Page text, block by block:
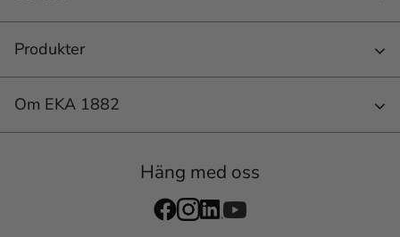
Produkter
Om EKA 1882
Häng med oss